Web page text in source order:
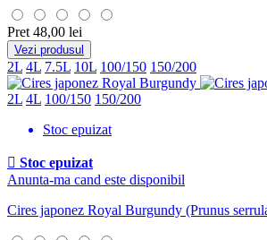
Pret 48,00 lei
Vezi produsul
2L 4L 7.5L 10L 100/150 150/200
2L 4L 100/150 150/200
Stoc epuizat
 Stoc epuizat
Anunta-ma cand este disponibil
Cires japonez Royal Burgundy (Prunus